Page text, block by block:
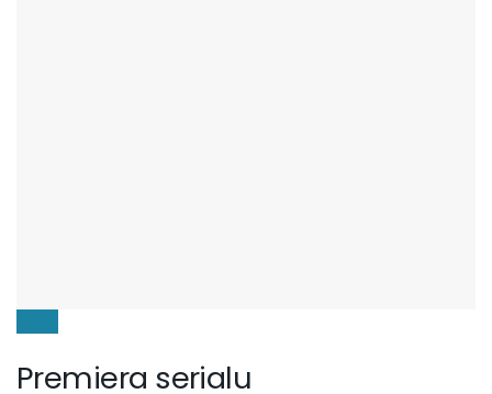
Premiera serialu